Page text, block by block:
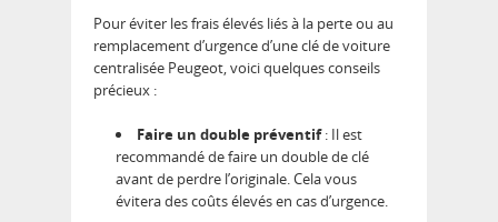
Pour éviter les frais élevés liés à la perte ou au
remplacement d’urgence d’une clé de voiture
centralisée Peugeot, voici quelques conseils
précieux :
Faire un double préventif: Il est
recommandé de faire un double de clé
avant de perdre l’originale. Cela vous
évitera des coûts élevés en cas d’urgence.